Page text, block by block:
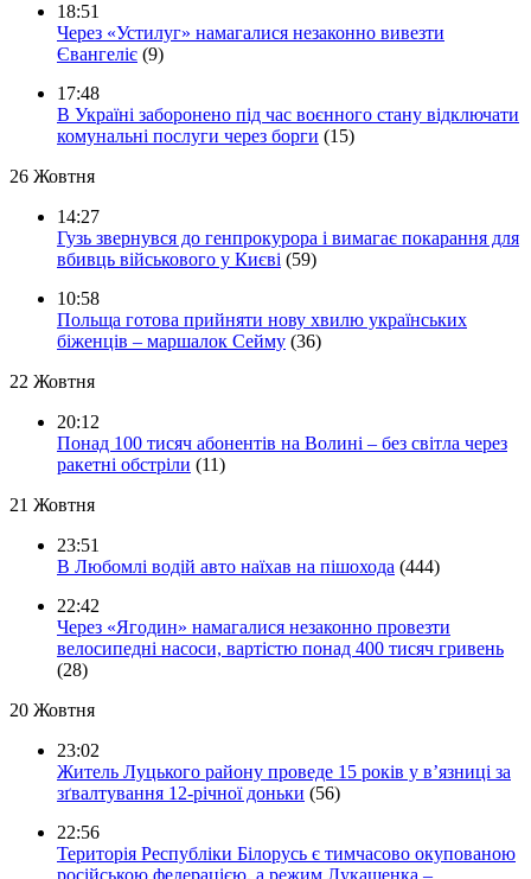
18:51
Через «Устилуг» намагалися незаконно вивезти
Євангеліє (9)
17:48
В Україні заборонено під час воєнного стану відключати
комунальні послуги через борги (15)
26 Жовтня
14:27
Гузь звернувся до генпрокурора і вимагає покарання для
вбивць військового у Києві (59)
10:58
Польща готова прийняти нову хвилю українських
біженців – маршалок Сейму (36)
22 Жовтня
20:12
Понад 100 тисяч абонентів на Волині – без світла через
ракетні обстріли (11)
21 Жовтня
23:51
В Любомлі водій авто наїхав на пішохода (444)
22:42
Через «Ягодин» намагалися незаконно провезти
велосипедні насоси, вартістю понад 400 тисяч гривень
(28)
20 Жовтня
23:02
Житель Луцького району проведе 15 років у в’язниці за
зґвалтування 12-річної доньки (56)
22:56
Територія Республіки Білорусь є тимчасово окупованою